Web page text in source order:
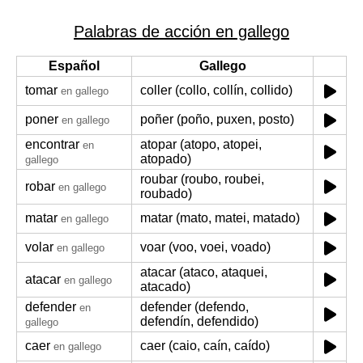
Palabras de acción en gallego
Español
Gallego
tomar en gallego coller (collo, collín, collido)
poner en gallego
poñer (poño, puxen, posto)
encontrar en
gallego
atopar (atopo, atopei,
atopado)
robar en gallego
roubar (roubo, roubei,
roubado)
matar en gallego matar (mato, matei, matado)
volar en gallego voar (voo, voei, voado)
atacar en gallego
atacar (ataco, ataquei,
atacado)
defender en
gallego
defender (defendo,
defendín, defendido)
caer en gallego caer (caio, caín, caído)